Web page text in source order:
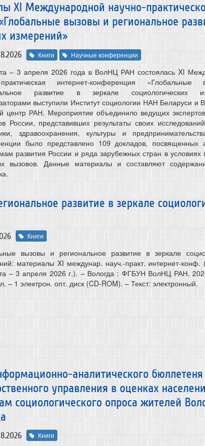
XI Международной научно-
вызовы и региональное
измерений»
Книги Научные конференции
– 3 апреля 2026 года в ВолНЦ РАН состоялась XI
практическая интернет-конференция
развитие в зеркале социологических
выступили Институт социологии НАН Беларуси и
центр РАН. Мероприятие объединило ведущих
России, представивших результаты своих
здравоохранения, культуры и
было представлено 109 докладов, посвященных
развития России и ряда зарубежных стран в условиях
вызовов. Данные материалы и составляют
развитие в зеркале
Книги
вызовы и региональное развитие в зеркале
материалы XI междунар. науч.-практ. интернет-конф.
– 3 апреля 2026 г.). – Вологда : ФГБУН ВолНЦ РАН,
– 1 электрон. опт. диск (CD-ROM). – Текст: электронный.
аналитического бюллетеня
управления в оценках
социологического опроса жителей
Книги